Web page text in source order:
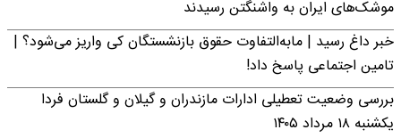
موشک‌های ایران به واشنگتن رسیدند
خبر داغ رسید | مابه‌التفاوت حقوق بازنشستگان کی واریز می‌شود؟ |
تامین اجتماعی پاسخ داد!
بررسی وضعیت تعطیلی ادارات مازندران و گیلان و گلستان فردا
یکشنبه ۱۸ مرداد ۱۴۰۵